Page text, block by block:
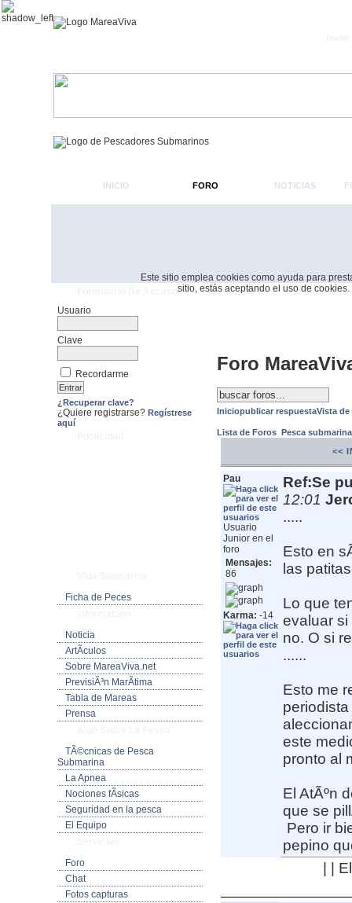
Este sitio emplea cookies como ayuda para
sitio, estás aceptando el uso de cookies.
INICIO FORO NOTICIAS
Usuario
Clave
Recordarme
¿Recuperar clave?
¿Quiere registrarse? Regístrese
aquí
Ficha de Peces
Noticia
ArtÃ­culos
Sobre MareaViva.net
PrevisiÃ³n MarÃ­tima
Tabla de Mareas
Prensa
TÃ©cnicas de Pesca
Submarina
La Apnea
Nociones fÃ­sicas
Seguridad en la pesca
El Equipo
Foro
Chat
Fotos capturas
Foro
Iniciopublicar respuestaVista de
Lista de Foros Pesca
<<
Pau
Usuario
Junior en el
foro
Mensajes:
86
Karma: -14
Ref:Se
12:01
.....
Esto en
las
Lo que
evaluar
no. O si
......
Esto me
este
pronto al
El AtÃºn
que se
Pero ir
pepino
| |